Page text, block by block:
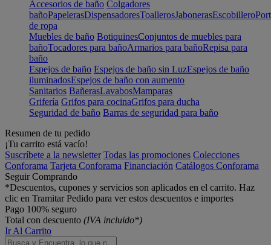
Accesorios de baño Colgadores
bañoPapelerasDispensadoresToallerosJabonerasEscobillero
de ropa
Muebles de baño BotiquinesConjuntos de muebles para
bañoTocadores para bañoArmarios para bañoRepisa para
baño
Espejos de baño Espejos de baño sin LuzEspejos de baño
iluminadosEspejos de baño con aumento
Sanitarios BañerasLavabosMamparas
Grifería Grifos para cocinaGrifos para ducha
Seguridad de baño Barras de seguridad para baño
Resumen de tu pedido
¡Tu carrito está vacío!
Suscríbete a la newsletter Todas las promociones Colecciones
Conforama Tarjeta Conforama Financiación Catálogos Conforama
Seguir Comprando
*Descuentos, cupones y servicios son aplicados en el carrito. Haz
clic en Tramitar Pedido para ver estos descuentos e importes
Pago 100% seguro
Total con descuento (IVA incluido*)
Ir Al Carrito